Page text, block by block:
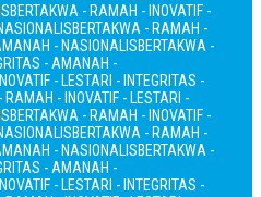
BERTAKWA - RAMAH - INOVATIF -
BERTAKWA - RAMAH -
- NASIONALISBERTAKWA -
- AMANAH -
- LESTARI - INTEGRITAS -
RAMAH - INOVATIF - LESTARI -
BERTAKWA - RAMAH - INOVATIF -
BERTAKWA - RAMAH -
- NASIONALISBERTAKWA -
- AMANAH -
- LESTARI - INTEGRITAS -